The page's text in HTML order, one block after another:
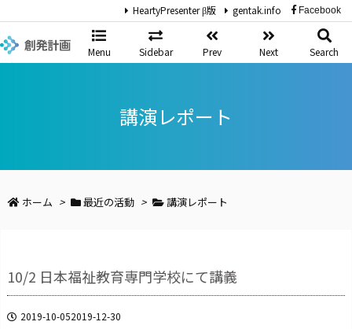
Menu Sidebar Prev Next Search
HeartyPresenter β版 gentak.info Facebook
講演レポート
ホーム > 最近の活動 > 講演レポート
10/2 日本福祉教育専門学校にて講義
2019-10-052019-12-30